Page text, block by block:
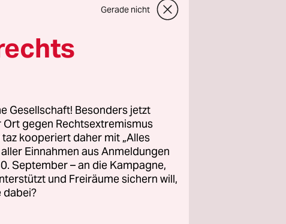
leer,
Aussage
sei es
einen
der
Gebäude
sei noch
Uhr Feuer
Feuerwehr
Gerade nicht
Gesellschaft! Besonders jetzt
gegen Rechtsextremismus
kooperiert daher mit „Alles
Einnahmen aus Anmeldungen
September – an die Kampagne,
und Freiräume sichern will,
dabei?